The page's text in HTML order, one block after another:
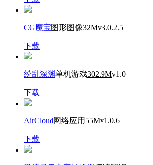
CG魔宝图形图像32Mv3.0.2.5
下载
纷乱深渊单机游戏302.9Mv1.0
下载
AirCloud网络应用 55Mv1.0.6
下载